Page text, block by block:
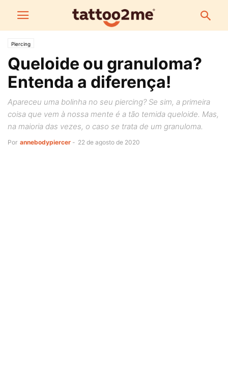
Piercing
Queloide ou granuloma?
Entenda a diferença!
Apareceu uma bolinha no seu piercing? Se sim, a primeira
coisa que vem à nossa mente é a tão temida queloide. Mas,
na maioria das vezes, o caso se trata de um granuloma.
Por annebodypiercer - 22 de agosto de 2020